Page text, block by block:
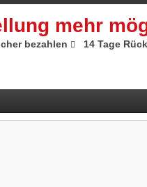
mehr
bezahlen 14 Tage